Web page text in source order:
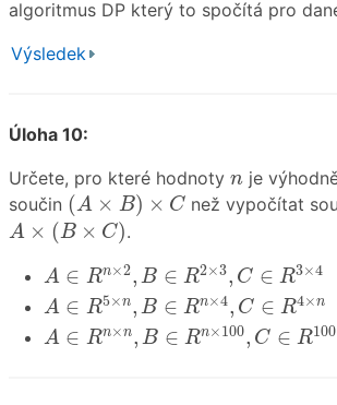
algoritmus DP který to spočítá pro
Výsledek
Úloha 10:
Určete, pro které hodnoty n
n je
součin (A × B) × C
(A × B )×C než vypočítat
A × (B × C)
A × ( B ×C ) .
A ∈ Rn×2, B ∈ R2×3, C ∈ R3×4
A ∈R n×2 B∈R 2×3, C∈R 3×4
A ∈ R5×n, B ∈ Rn×4, C ∈ R4×n
A ∈R 5×n, B∈R n×4, C∈ R 4×n
A ∈ Rn×n, B ∈ Rn×100, C ∈ R100
A ∈R n×n, B∈R n×100 C∈R 100